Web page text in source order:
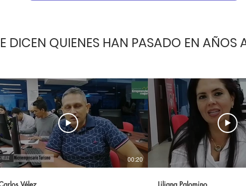
DICEN QUIENES HAN PASADO EN AÑOS
00:20